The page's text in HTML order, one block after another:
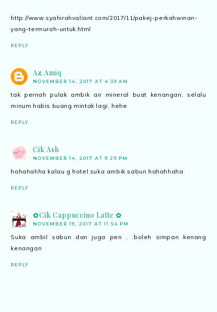
http://www.syahirahvaliant.com/2017/11/pakej-perkahwinan-
yang-termurah-untuk.html
REPLY
Az Amiq
NOVEMBER 14, 2017 AT 4:39 AM
tak pernah pulak ambik air mineral buat kenangan, selalu
minum habis buang mintak lagi, hehe
REPLY
Cik Ash
NOVEMBER 14, 2017 AT 9:29 PM
hahahahha kalau g hotel suka ambik sabun hahahhaha
REPLY
✿Cik Cappuccino Latte ✿
NOVEMBER 19, 2017 AT 11:54 PM
Suka ambil sabun dan juga pen . .boleh simpan kenang
kenangan
REPLY